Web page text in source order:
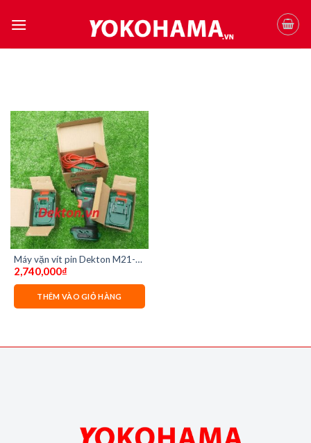
Máy vặn vít pin Dekton M21-
CV230NCP ( ĐỦ BỘ 2 pin – 1
sạc)
2,740,000₫
THÊM VÀO GIỎ HÀNG